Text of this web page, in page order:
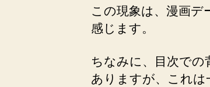
この現象は、漫画デ
感じます。
ちなみに、目次で
ありますが、これは